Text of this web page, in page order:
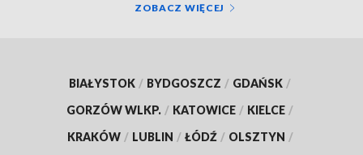
ZOBACZ WIĘCEJ
BIAŁYSTOK / BYDGOSZCZ / GDAŃSK /
GORZÓW WLKP. / KATOWICE / KIELCE /
KRAKÓW / LUBLIN / ŁÓDŹ / OLSZTYN /